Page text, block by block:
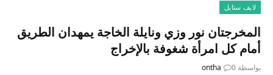
لايف ستايل
المخرجتان نور وزي ونايلة الخاجة يمهدان الطريق
أمام كل امرأة شغوفة بالإخراج
بواسطة ontha 0